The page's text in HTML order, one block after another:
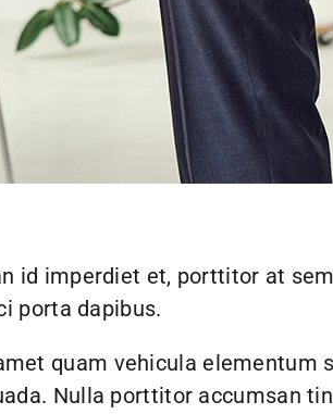
id imperdiet et, porttitor at
porta dapibus.
quam vehicula elementum
Nulla porttitor accumsan